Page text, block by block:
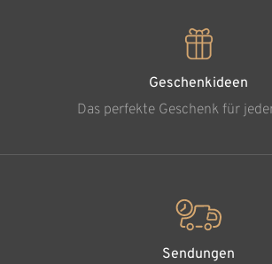
Geschenkideen
Das perfekte Geschenk für
Sendungen